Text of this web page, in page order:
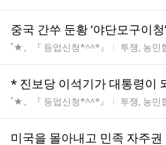
중국 간쑤 둔황 ‘야단모구이
게시판명
˚★。『 등업신청*^^*』 작성자
투쟁, 농민
* 진보당 이석기가 대통령이
게시판명
˚★。『 등업신청*^^*』 작성자
투쟁, 농민
미국을 몰아내고 민족 자주